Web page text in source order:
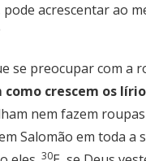
pode acrescentar ao
se preocupar com a
como crescem os
nem fazem roupas
Salomão em toda a
30